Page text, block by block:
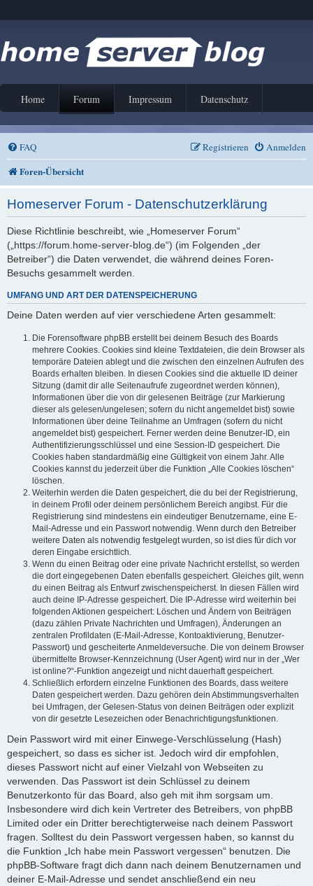
Home Forum Impressum Datenschutz
FAQ Anmelden
Registrieren
Foren-Übersicht
Homeserver Forum - Datenschutzerklärung
Diese Richtlinie beschreibt, wie „Homeserver Forum“
(„https://forum.home-server-blog.de“) (im Folgenden „der
Betreiber“) die Daten verwendet, die während deines Foren-
Besuchs gesammelt werden.
UMFANG UND ART DER DATENSPEICHERUNG
Deine Daten werden auf vier verschiedene Arten gesammelt:
Die Forensoftware phpBB erstellt bei deinem Besuch des Boards
mehrere Cookies. Cookies sind kleine Textdateien, die dein Browser als
temporäre Dateien ablegt und die zwischen den einzelnen Aufrufen des
Boards erhalten bleiben. In diesen Cookies sind die aktuelle ID deiner
Sitzung (damit dir alle Seitenaufrufe zugeordnet werden können),
Informationen über die von dir gelesenen Beiträge (zur Markierung
dieser als gelesen/ungelesen; sofern du nicht angemeldet bist) sowie
Informationen über deine Teilnahme an Umfragen (sofern du nicht
angemeldet bist) gespeichert. Ferner werden deine Benutzer-ID, ein
Authentifizierungsschlüssel und eine Session-ID gespeichert. Die
Cookies haben standardmäßig eine Gültigkeit von einem Jahr. Alle
Cookies kannst du jederzeit über die Funktion „Alle Cookies löschen“
löschen.
Weiterhin werden die Daten gespeichert, die du bei der Registrierung,
in deinem Profil oder deinem persönlichem Bereich angibst. Für die
Registrierung sind mindestens ein eindeutiger Benutzername, eine E-
Mail-Adresse und ein Passwort notwendig. Wenn durch den Betreiber
weitere Daten als notwendig festgelegt wurden, so ist dies für dich vor
deren Eingabe ersichtlich.
Wenn du einen Beitrag oder eine private Nachricht erstellst, so werden
die dort eingegebenen Daten ebenfalls gespeichert. Gleiches gilt, wenn
du einen Beitrag als Entwurf zwischenspeicherst. In diesen Fällen wird
auch deine IP-Adresse gespeichert. Die IP-Adresse wird weiterhin bei
folgenden Aktionen gespeichert: Löschen und Ändern von Beiträgen
(dazu zählen Private Nachrichten und Umfragen), Änderungen an
zentralen Profildaten (E-Mail-Adresse, Kontoaktivierung, Benutzer-
Passwort) und gescheiterte Anmeldeversuche. Die von deinem Browser
übermittelte Browser-Kennzeichnung (User Agent) wird nur in der „Wer
ist online?“-Funktion angezeigt und nicht dauerhaft gespeichert.
Schließlich erfordern einzelne Funktionen des Boards, dass weitere
Daten gespeichert werden. Dazu gehören dein Abstimmungsverhalten
bei Umfragen, der Gelesen-Status von deinen Beiträgen oder explizit
von dir gesetzte Lesezeichen oder Benachrichtigungsfunktionen.
Dein Passwort wird mit einer Einwege-Verschlüsselung (Hash)
gespeichert, so dass es sicher ist. Jedoch wird dir empfohlen,
dieses Passwort nicht auf einer Vielzahl von Webseiten zu
verwenden. Das Passwort ist dein Schlüssel zu deinem
Benutzerkonto für das Board, also geh mit ihm sorgsam um.
Insbesondere wird dich kein Vertreter des Betreibers, von phpBB
Limited oder ein Dritter berechtigterweise nach deinem Passwort
fragen. Solltest du dein Passwort vergessen haben, so kannst du
die Funktion „Ich habe mein Passwort vergessen“ benutzen. Die
phpBB-Software fragt dich dann nach deinem Benutzernamen und
deiner E-Mail-Adresse und sendet anschließend ein neu